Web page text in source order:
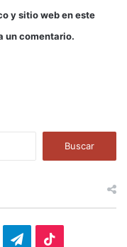
y sitio web en este
un comentario.
: